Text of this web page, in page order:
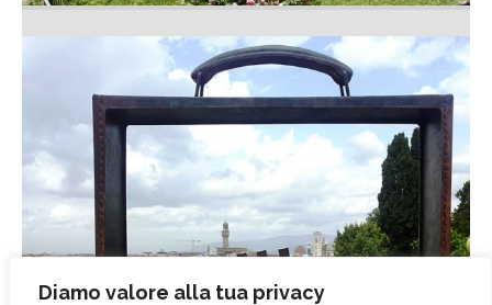
Diamo valore alla tua privacy